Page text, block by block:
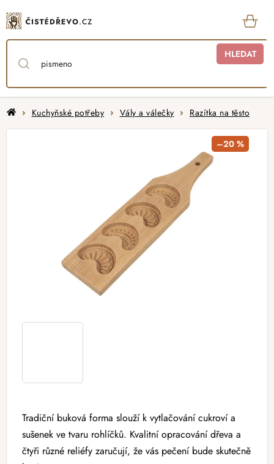
na
obsah
HLEDAT
DomůKuchyňské potřeby Vály a válečky Razítka na těsto
Tradiční buková forma slouží k vytlačování cukroví a
sušenek ve tvaru rohlíčků. Kvalitní opracování dřeva a
čtyři různé reliéfy zaručují, že vás pečení bude skutečně
–20 %